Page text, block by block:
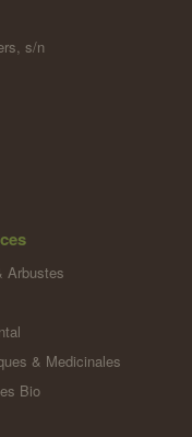
s/n
Arbustes
& Medicinales
Bio